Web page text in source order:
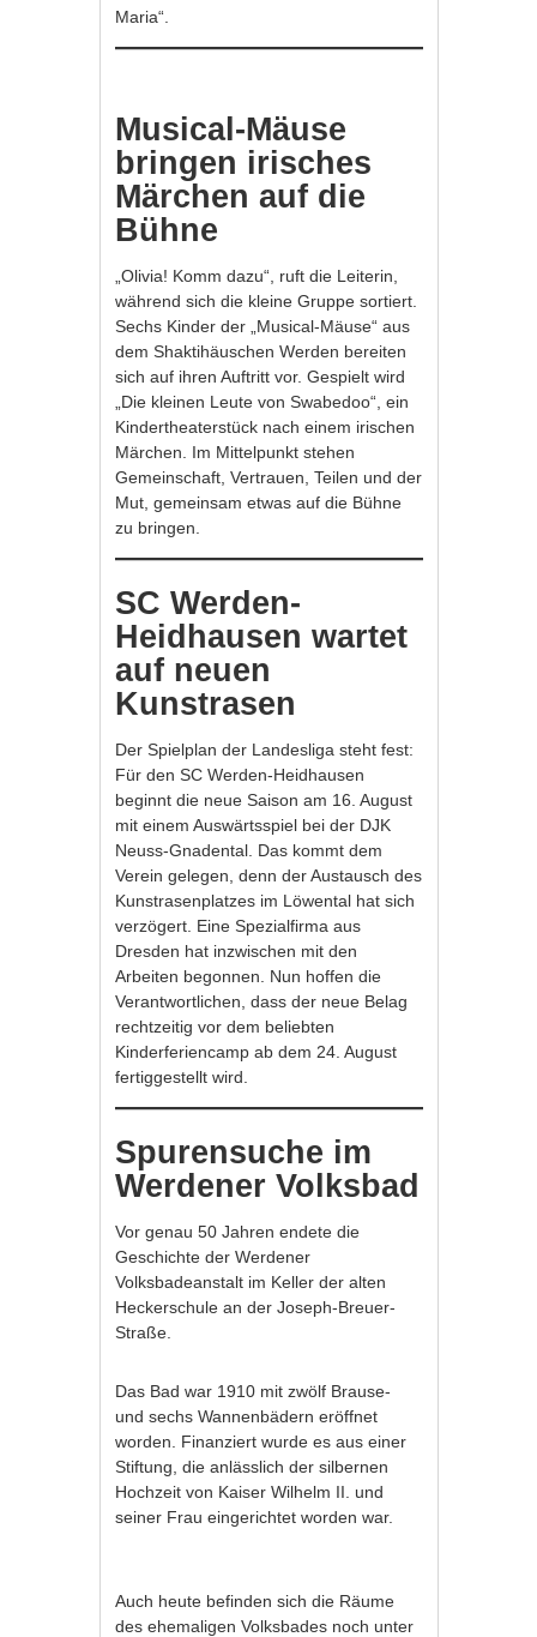
Maria“.
Musical-Mäuse
bringen irisches
Märchen auf die
Bühne
„Olivia! Komm dazu“, ruft die Leiterin,
während sich die kleine Gruppe sortiert.
Sechs Kinder der „Musical-Mäuse“ aus
dem Shaktihäuschen Werden bereiten
sich auf ihren Auftritt vor. Gespielt wird
„Die kleinen Leute von Swabedoo“, ein
Kindertheaterstück nach einem irischen
Märchen. Im Mittelpunkt stehen
Gemeinschaft, Vertrauen, Teilen und der
Mut, gemeinsam etwas auf die Bühne
zu bringen.
SC Werden-
Heidhausen wartet
auf neuen
Kunstrasen
Der Spielplan der Landesliga steht fest:
Für den SC Werden-Heidhausen
beginnt die neue Saison am 16. August
mit einem Auswärtsspiel bei der DJK
Neuss-Gnadental. Das kommt dem
Verein gelegen, denn der Austausch des
Kunstrasenplatzes im Löwental hat sich
verzögert. Eine Spezialfirma aus
Dresden hat inzwischen mit den
Arbeiten begonnen. Nun hoffen die
Verantwortlichen, dass der neue Belag
rechtzeitig vor dem beliebten
Kinderferiencamp ab dem 24. August
fertiggestellt wird.
Spurensuche im
Werdener Volksbad
Vor genau 50 Jahren endete die
Geschichte der Werdener
Volksbadeanstalt im Keller der alten
Heckerschule an der Joseph-Breuer-
Straße.
Das Bad war 1910 mit zwölf Brause-
und sechs Wannenbädern eröffnet
worden. Finanziert wurde es aus einer
Stiftung, die anlässlich der silbernen
Hochzeit von Kaiser Wilhelm II. und
seiner Frau eingerichtet worden war.
Auch heute befinden sich die Räume
des ehemaligen Volksbades noch unter